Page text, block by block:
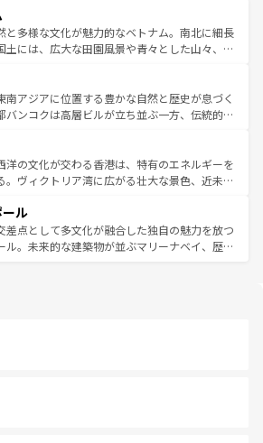
い。
と評判のスイーツなど、バラエティ豊かな料理
が味わえる。 なお、新着の台湾情報は コンテンツ一覧を参
い。
足を延ばせば四季折々の自然美を楽しむことが
して、キムチや焼肉、絶品のストリートフード
ざまな韓国料理が待っている。夜には、韓国な
まれながら、韓国の多彩な魅力を心ゆくまで味
わってみてほしい。 なお、新着の韓国情報はコンテンツ一
てほしい。
と多様な文化が魅力的なベトナム。南北に細長
土には、広大な田園風景や青々とした山々、世
と共に伝統が息づく。ハノイの古い町並みやホ
のフランス統治時代の建物も、独特の雰囲気を
いる。また、バラエティの豊かさとおいしさで
ーやバインミー、ベトナムコーヒーなどは、ぜ
わいたい。どの地域を訪れてもあたたかい人々
迎えてくれるので、きっと忘れられない旅にな
い。
南アジアに位置する豊かな自然と歴史が息づく
バンコクは高層ビルが立ち並ぶ一方、伝統的な
差している。北部ではチェンマイなどの山岳地
触れ合い、南部ではプーケットやクラビの美し
リゾート気分を楽しむことができる。タイ料理
候は一年中温暖で、どの季節にも異なる楽しみ
る。親しみやすいタイの人々、仏教を中心とし
して多様な観光資源が、訪れる旅人を魅了し続
洋の文化が交わる香港は、特有のエネルギーを
。ヴィクトリア湾に広がる壮大な景色、近未来
訪れても感動するはず。観光スポットが密集し
率よく見どころを回れるのも魅力。息をのむよ
ら文化的な体験まで、香港を存分に楽しみ尽く
ル
差点として多文化が融合した独自の魅力を放つ
ル。未来的な建築物が並ぶマリーナベイ、歴史
ーズは地元の風情を楽しめる外せないスポット